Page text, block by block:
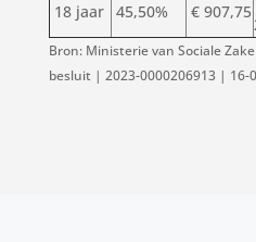
18 jaar 45,50% € 907,75
Bron: Ministerie van Sociale
besluit | 2023-0000206913 | 16-